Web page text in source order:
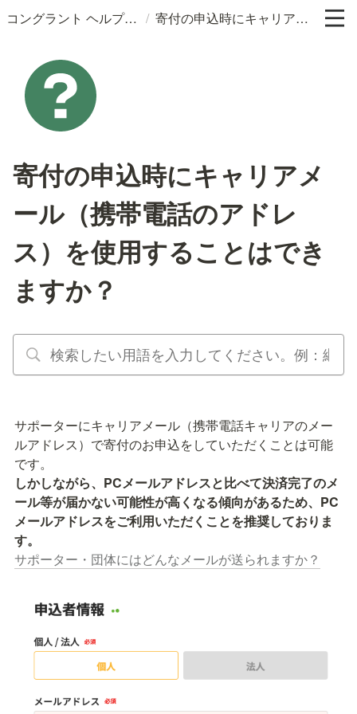
コングラント ヘルプサイト / 寄付の申込時にキャリアメール（携帯電話のアドレス）を使用することはできますか？
寄付の申込時にキャリアメ
ール（携帯電話のアドレ
ス）を使用することはでき
ますか？
サポーターにキャリアメール（携帯電話キャリアのメー
ルアドレス）で寄付のお申込をしていただくことは可能
しかしながら、PCメールアドレスと比べて決済完了のメ
ール等が届かない可能性が高くなる傾向があるため、PC
メールアドレスをご利用いただくことを推奨しておりま
サポーター・団体にはどんなメールが送られますか？